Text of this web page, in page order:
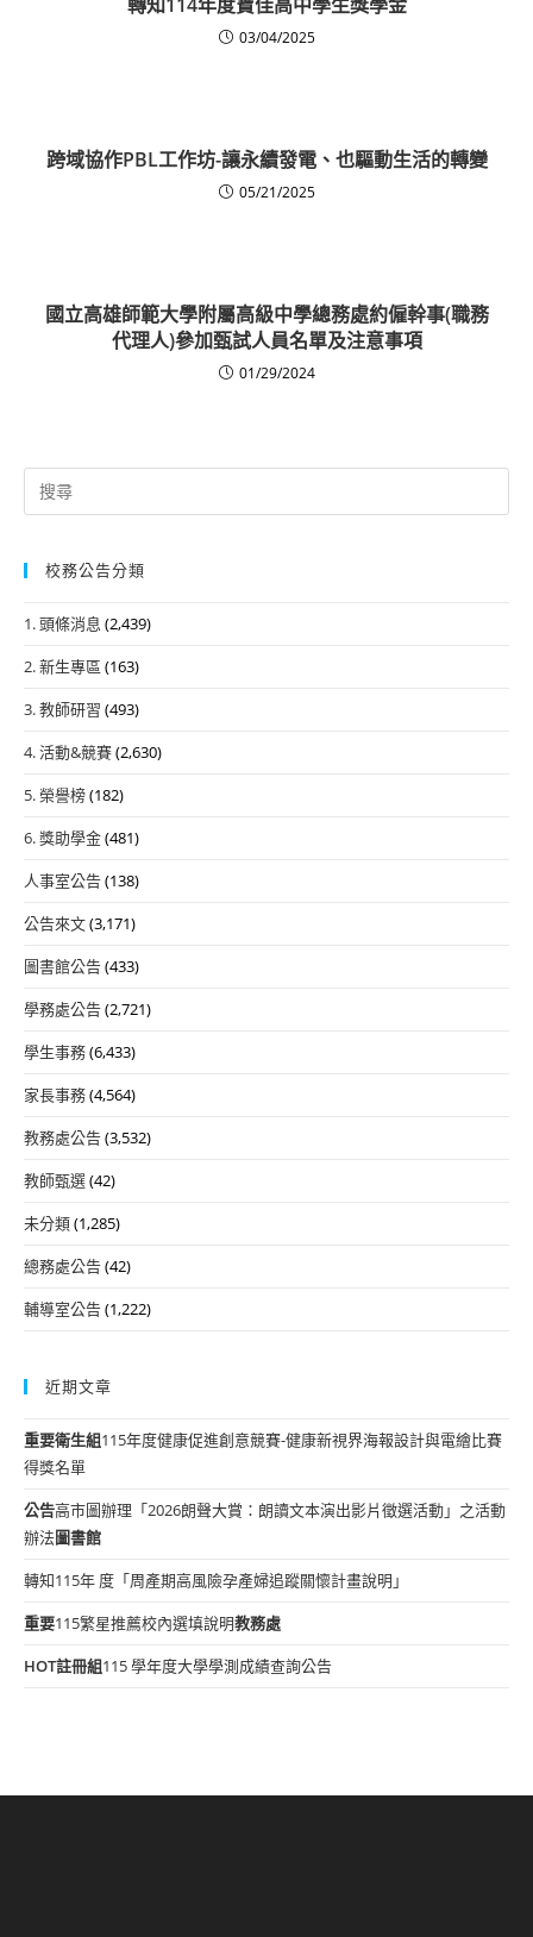
03/04/2025
跨域協作PBL工作坊-讓永續發電、也驅動生活的轉變
05/21/2025
國立高雄師範大學附屬高級中學總務處約僱幹事(職務
代理人)參加甄試人員名單及注意事項
01/29/2024
Search
for:
校務公告分類
1. 頭條消息 (2,439)
2. 新生專區 (163)
3. 教師研習 (493)
4. 活動&競賽(2,630)
5. 榮譽榜(182)
6. 獎助學金(481)
人事室公告(138)
公告來文(3,171)
圖書館公告(433)
學務處公告(2,721)
學生事務(6,433)
家長事務(4,564)
教務處公告(3,532)
教師甄選(42)
未分類(1,285)
總務處公告(42)
輔導室公告(1,222)
近期文章
重要衛生組115年度健康促進創意競賽-健康新視界海報設計與電繪比賽
得獎名單
公告高市圖辦理「2026朗聲大賞：朗讀文本演出影片徵選活動」之活動
辦法圖書館
轉知115年 度「周產期高風險孕產婦追蹤關懷計畫說明」
重要115繁星推薦校內選填說明教務處
HOT註冊組115 學年度大學學測成績查詢公告